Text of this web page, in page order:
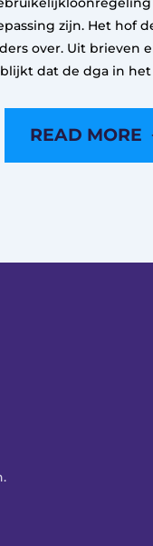
zijn. Het hof
over. Uit brieven
blijkt dat de dga in het
READ MORE